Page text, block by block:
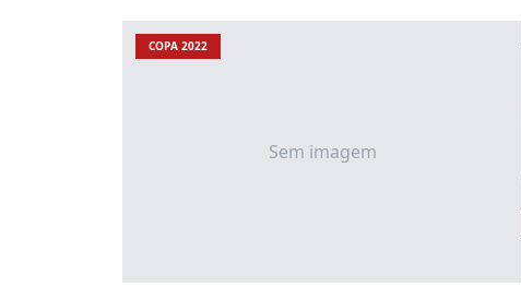
Sem imagem
COPA 2022